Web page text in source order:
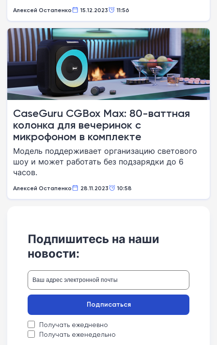
Алексей Остапенко 15.12.2023 11:56
CaseGuru CGBox Max: 80-ваттная
колонка для вечеринок с
микрофоном в комплекте
Модель поддерживает организацию светового
шоу и может работать без подзарядки до 6
часов.
Алексей Остапенко 28.11.2023 10:58
Подпишитесь на наши
новости:
Получать ежедневно
Получать еженедельно
Подписаться